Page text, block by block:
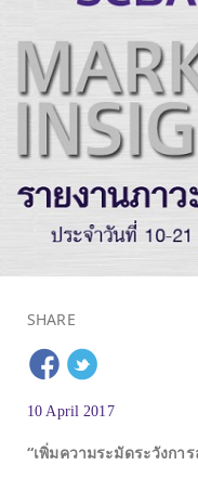
SHARE
10 April 2017
“เพิ่มความระมัดระวังก